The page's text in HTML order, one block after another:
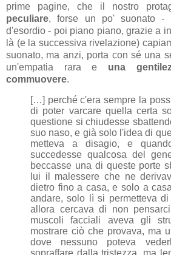
prime pagine, che il nostro
peculiare, forse un po' suonato -
d'esordio - poi piano piano, grazie a
là (e la successiva rivelazione)
suonato, ma anzi, porta con sé una
un'empatia rara e una
commuovere.
[…] perché c'era sempre la
di poter varcare quella certa
questione si chiudesse
suo naso, e già solo l'idea di
metteva a disagio, e
succedesse qualcosa del
beccasse una di queste porte
lui il malessere che ne
dietro fino a casa, e solo a
andare, solo lì si permetteva
allora cercava di non
muscoli facciali aveva gli
mostrare ciò che provava, ma
dove nessuno poteva